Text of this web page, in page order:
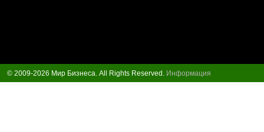
© 2009-2026 Мир Бизнеса. All Rights Reserved. Информация